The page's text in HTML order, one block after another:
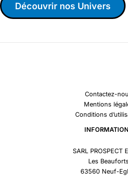
Découvrir nos Univers
Contactez-
Mentions
Conditions
SARL PROSPECT
Les Beauforts
63560 Neuf-